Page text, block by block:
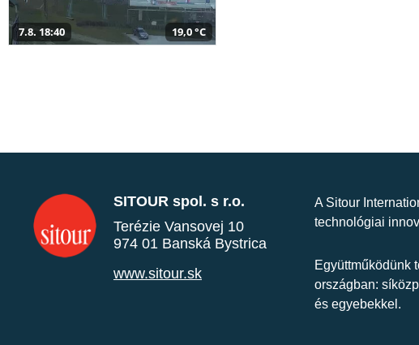
7.8. 18:40 19,0 °C
SITOUR spol. s r.o.
Terézie Vansovej 10
974 01 Banská Bystrica
www.sitour.sk
A Sitour
technológiai
Együttműködünk
országban:
és egyebekkel.